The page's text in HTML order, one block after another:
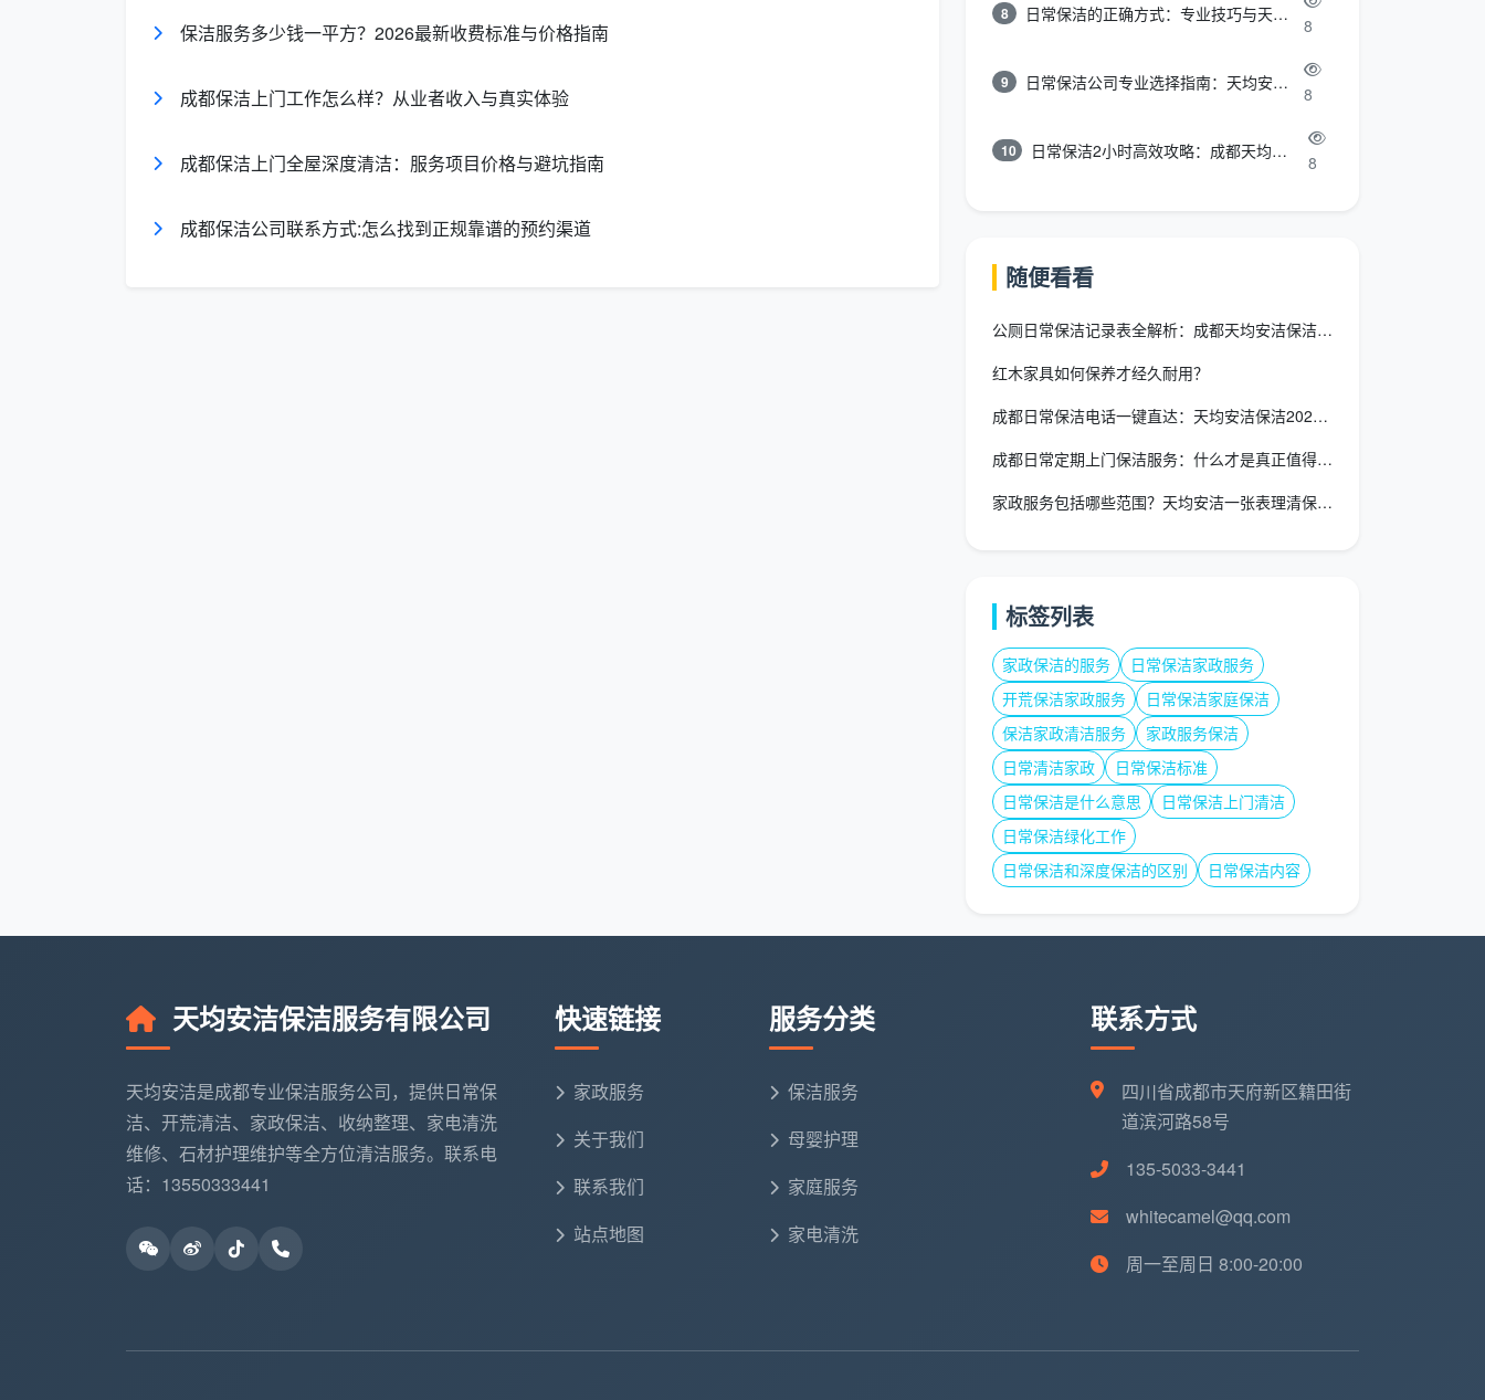
保洁服务多少钱一平方？2026最新收费标准与价格指南
成都保洁上门工作怎么样？从业者收入与真实体验
成都保洁上门全屋深度清洁：服务项目价格与避坑指南
成都保洁公司联系方式:怎么找到正规靠谱的预约渠道
8 日常保洁的正确方式：专业技巧与天均安洁保洁服务全解析
8
9 日常保洁公司专业选择指南：天均安洁保洁服务全解析
8
10 日常保洁2小时高效攻略：成都天均安洁保洁专业时间管理方案
8
随便看看
公厕日常保洁记录表全解析：成都天均安洁保洁的专业化管理工具
红木家具如何保养才经久耐用？
成都日常保洁电话一键直达：天均安洁保洁2026年专业服务热线
成都日常定期上门保洁服务：什么才是真正值得托付的好服务？
家政服务包括哪些范围？天均安洁一张表理清保洁保姆月嫂细分版图
标签列表
家政保洁的服务
日常保洁家政服务
开荒保洁家政服务
日常保洁家庭保洁
保洁家政清洁服务
家政服务保洁
日常清洁家政
日常保洁标准
日常保洁是什么意思
日常保洁上门清洁
日常保洁绿化工作
日常保洁和深度保洁的区别
日常保洁内容
天均安洁保洁服务有限公司
天均安洁是成都专业保洁服务公司，提供日常保
洁、开荒清洁、家政保洁、收纳整理、家电清洗
维修、石材护理维护等全方位清洁服务。联系电
话：13550333441
快速链接
家政服务
关于我们
联系我们
站点地图
服务分类
保洁服务
母婴护理
家庭服务
家电清洗
联系方式
四川省成都市天府新区籍田街
道滨河路58号
135-5033-3441
whitecamel@qq.com
周一至周日 8:00-20:00